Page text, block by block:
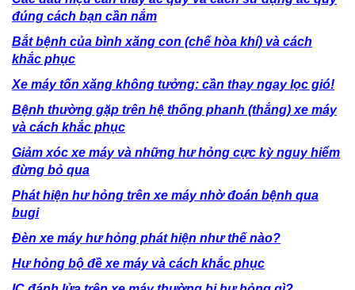
đúng cách bạn cần nắm
Bắt bệnh của bình xăng con (chế hòa khí) và cách
khắc phục
Xe máy tốn xăng không tưởng: cần thay ngay lọc gió!
Bệnh thường gặp trên hệ thống phanh (thắng) xe máy
và cách khắc phục
Giảm xóc xe máy và những hư hỏng cực kỳ nguy hiểm
đừng bỏ qua
Phát hiện hư hỏng trên xe máy nhờ đoán bệnh qua
bugi
Đèn xe máy hư hỏng phát hiện như thế nào?
Hư hỏng bộ đề xe máy và cách khắc phục